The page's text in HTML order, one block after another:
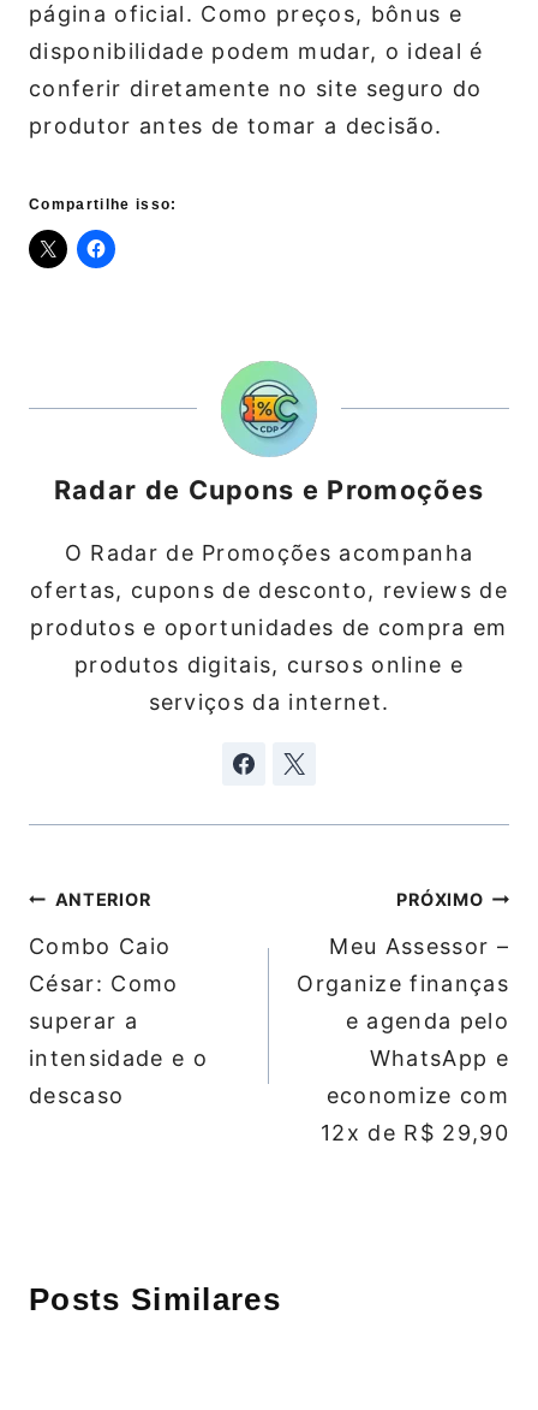
página oficial. Como preços, bônus e
disponibilidade podem mudar, o ideal é
conferir diretamente no site seguro do
produtor antes de tomar a decisão.
Compartilhe isso:
Radar de Cupons e Promoções
O Radar de Promoções acompanha
ofertas, cupons de desconto, reviews de
produtos e oportunidades de compra em
produtos digitais, cursos online e
serviços da internet.
Navegação
de
Post
ANTERIOR
Combo Caio
César: Como
superar a
intensidade e o
descaso
PRÓXIMO
Meu Assessor –
Organize finanças
e agenda pelo
WhatsApp e
economize com
12x de R$ 29,90
Posts Similares